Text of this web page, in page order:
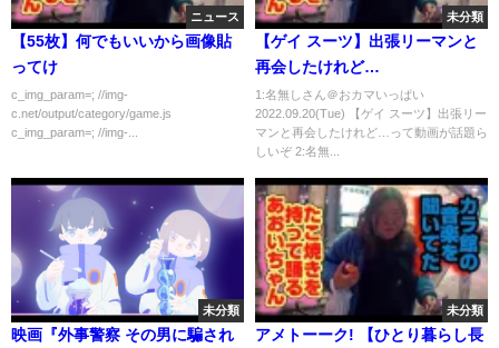
ニュース
【55枚】何でもいいから画像貼
ってけ
c_img_param=; //img-
c.net/output/category/game.js
c_img_param=; //img-...
未分類
【ゲイ スーツ】出張リーマンと
再会したけれど…
1:名無しさん＠おカマいっぱい
2022.09.20(Tue) 【ゲイ スーツ】出張リー
マンと再会したけれど…って動画が話題ら
しいぞ 2:名無...
未分類
映画『外事警察 その男に騙され
未分類
アメトーーク! 【ひとり暮らし長